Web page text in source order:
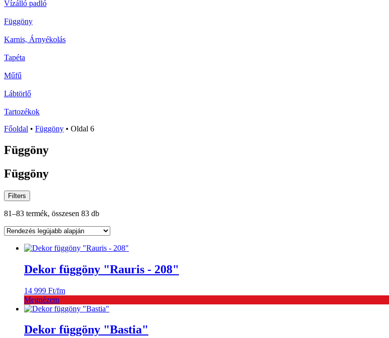
Vízálló padló
Függöny
Karnis, Árnyékolás
Tapéta
Műfű
Lábtörlő
Tartozékok
Főoldal • Függöny • Oldal 6
Függöny
Függöny
Filters
81–83 termék, összesen 83 dbSorted
latest
Dekor függöny "Rauris - 208"
14 999 Ft/fm
Megnézem
Dekor függöny "Bastia"